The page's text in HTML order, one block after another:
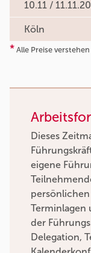
10.11 /
Köln
* Alle Preise
Dieses
eigene
Terminlagen
der
Delegation,